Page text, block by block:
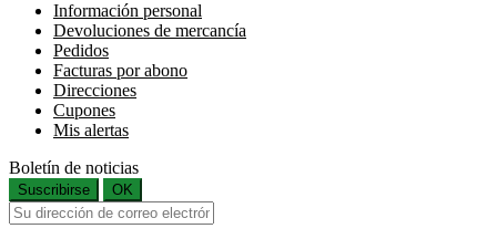
Información personal
Devoluciones de mercancía
Pedidos
Facturas por abono
Direcciones
Cupones
Mis alertas
Boletín de noticias
Suscribirse OK